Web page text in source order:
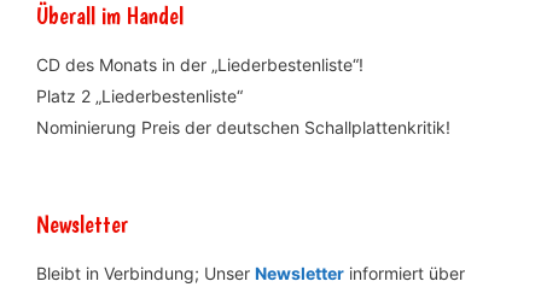
Überall im Handel
CD des Monats in der „Liederbestenliste“!
Platz 2 „Liederbestenliste“
Nominierung Preis der deutschen Schallplattenkritik!
Newsletter
Bleibt in Verbindung; Unser Newsletter informiert über